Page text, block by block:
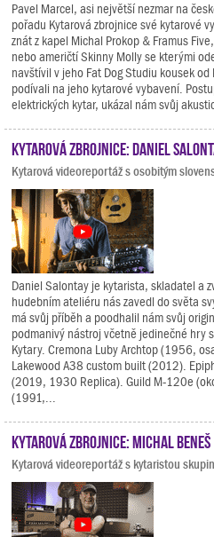
Pavel Marcel, asi největší nezmar na
pořadu Kytarová zbrojnice své kytarové
znát z kapel Michal Prokop & Framus
nebo američtí Skinny Molly se kterými
navštívil v jeho Fat Dog Studiu kousek
podívali na jeho kytarové vybavení.
elektrických kytar, ukázal nám svůj
Kytarová zbrojnice: Daniel
Kytarová videoreportáž s osobitým
Daniel Salontay je kytarista, skladatel a
hudebním ateliéru nás zavedl do světa
má svůj příběh a poodhalil nám svůj
podmanivý nástroj včetně jedinečné hry
Kytary. Cremona Luby Archtop (1956,
Lakewood A38 custom built (2012).
(2019, 1930 Replica). Guild M-120e
(1991,...
Kytarová zbrojnice: Michal Beneš
Kytarová videoreportáž s kytaristou